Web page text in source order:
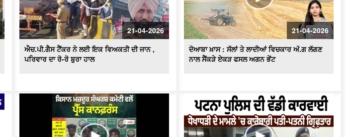
21-04-2026
ਐਚ.ਪੀ.ਗੈਸ ਟੈਂਕਰ ਨੇ ਲਈ ਇਕ ਵਿਅਕਤੀ ਦੀ ਜਾਨ ,
ਪਰਿਵਾਰ ਦਾ ਰੋ-ਰੋ ਬੁਰਾ ਹਾਲ
21-04-2026
ਦੋਆਬਾ ਖ਼ਾਸ : ਸੱਲਾਂ ਤੇ ਲਾਦੀਆਂ ਵਿਚਕਾਰ ਅੱ.ਗ ਲੱਗਣ
ਨਾਲ ਸੈਂਕੜੇ ਏਕੜ ਫਸਲ ਅਗਨ ਭੇਂਟ